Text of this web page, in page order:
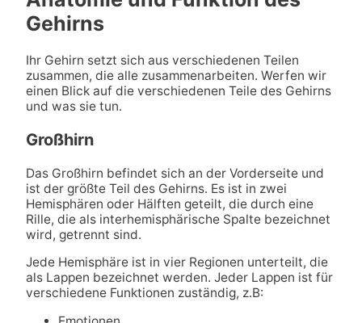
Gehirns
Ihr Gehirn setzt sich aus verschiedenen Teilen
zusammen, die alle zusammenarbeiten. Werfen wir
einen Blick auf die verschiedenen Teile des Gehirns
und was sie tun.
Großhirn
Das Großhirn befindet sich an der Vorderseite und
ist der größte Teil des Gehirns. Es ist in zwei
Hemisphären oder Hälften geteilt, die durch eine
Rille, die als interhemisphärische Spalte bezeichnet
wird, getrennt sind.
Jede Hemisphäre ist in vier Regionen unterteilt, die
als Lappen bezeichnet werden. Jeder Lappen ist für
verschiedene Funktionen zuständig, z.B: